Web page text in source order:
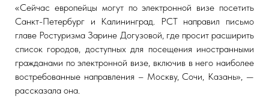
«Сейчас европейцы могут по электронной визе посетить
Санкт-Петербург и Калининград. РСТ направил письмо
главе Ростуризма Зарине Догузовой, где просит расширить
список городов, доступных для посещения иностранными
гражданами по электронной визе, включив в него наиболее
востребованные направления – Москву, Сочи, Казань», —
рассказала она.